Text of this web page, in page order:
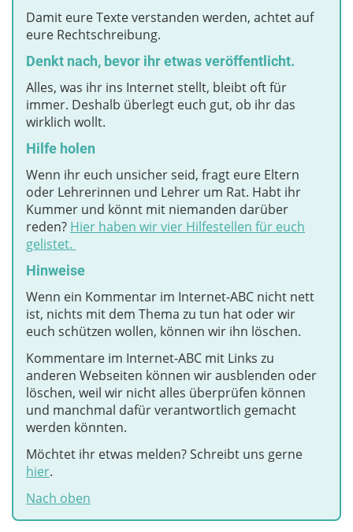
Damit eure Texte verstanden werden, achtet auf
eure Rechtschreibung.
Denkt nach, bevor ihr etwas veröffentlicht.
Alles, was ihr ins Internet stellt, bleibt oft für
immer. Deshalb überlegt euch gut, ob ihr das
wirklich wollt.
Hilfe holen
Wenn ihr euch unsicher seid, fragt eure Eltern
oder Lehrerinnen und Lehrer um Rat. Habt ihr
Kummer und könnt mit niemanden darüber
reden? Hier haben wir vier Hilfestellen für euch
gelistet.
Hinweise
Wenn ein Kommentar im Internet-ABC nicht nett
ist, nichts mit dem Thema zu tun hat oder wir
euch schützen wollen, können wir ihn löschen.
Kommentare im Internet-ABC mit Links zu
anderen Webseiten können wir ausblenden oder
löschen, weil wir nicht alles überprüfen können
und manchmal dafür verantwortlich gemacht
werden könnten.
Möchtet ihr etwas melden? Schreibt uns gerne
hier.
Nach oben